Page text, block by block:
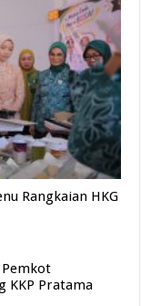
Rangkaian HKG
KKP Pratama